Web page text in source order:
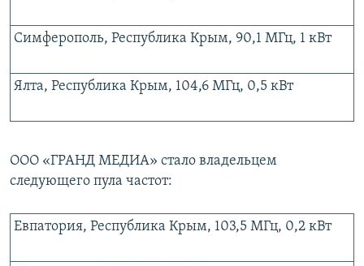
Симферополь, Республика Крым, 90,1 МГц, 1 кВт
Ялта, Республика Крым, 104,6 МГц, 0,5 кВт
ООО «ГРАНД МЕДИА» стало владельцем
следующего пула частот:
Евпатория, Республика Крым, 103,5 МГц, 0,2 кВт